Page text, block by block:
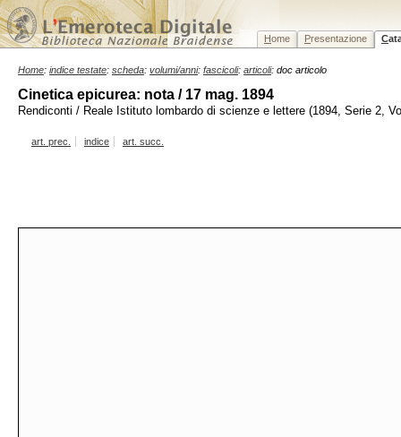
Home Presentazione C
Home: indice testate: scheda: volumi/anni: fascicoli: articoli: doc articolo
Cinetica epicurea: nota / 17 mag. 1894
Rendiconti / Reale Istituto lombardo di scienze e lettere (1894, Serie 2,
art. prec. indice art. succ.